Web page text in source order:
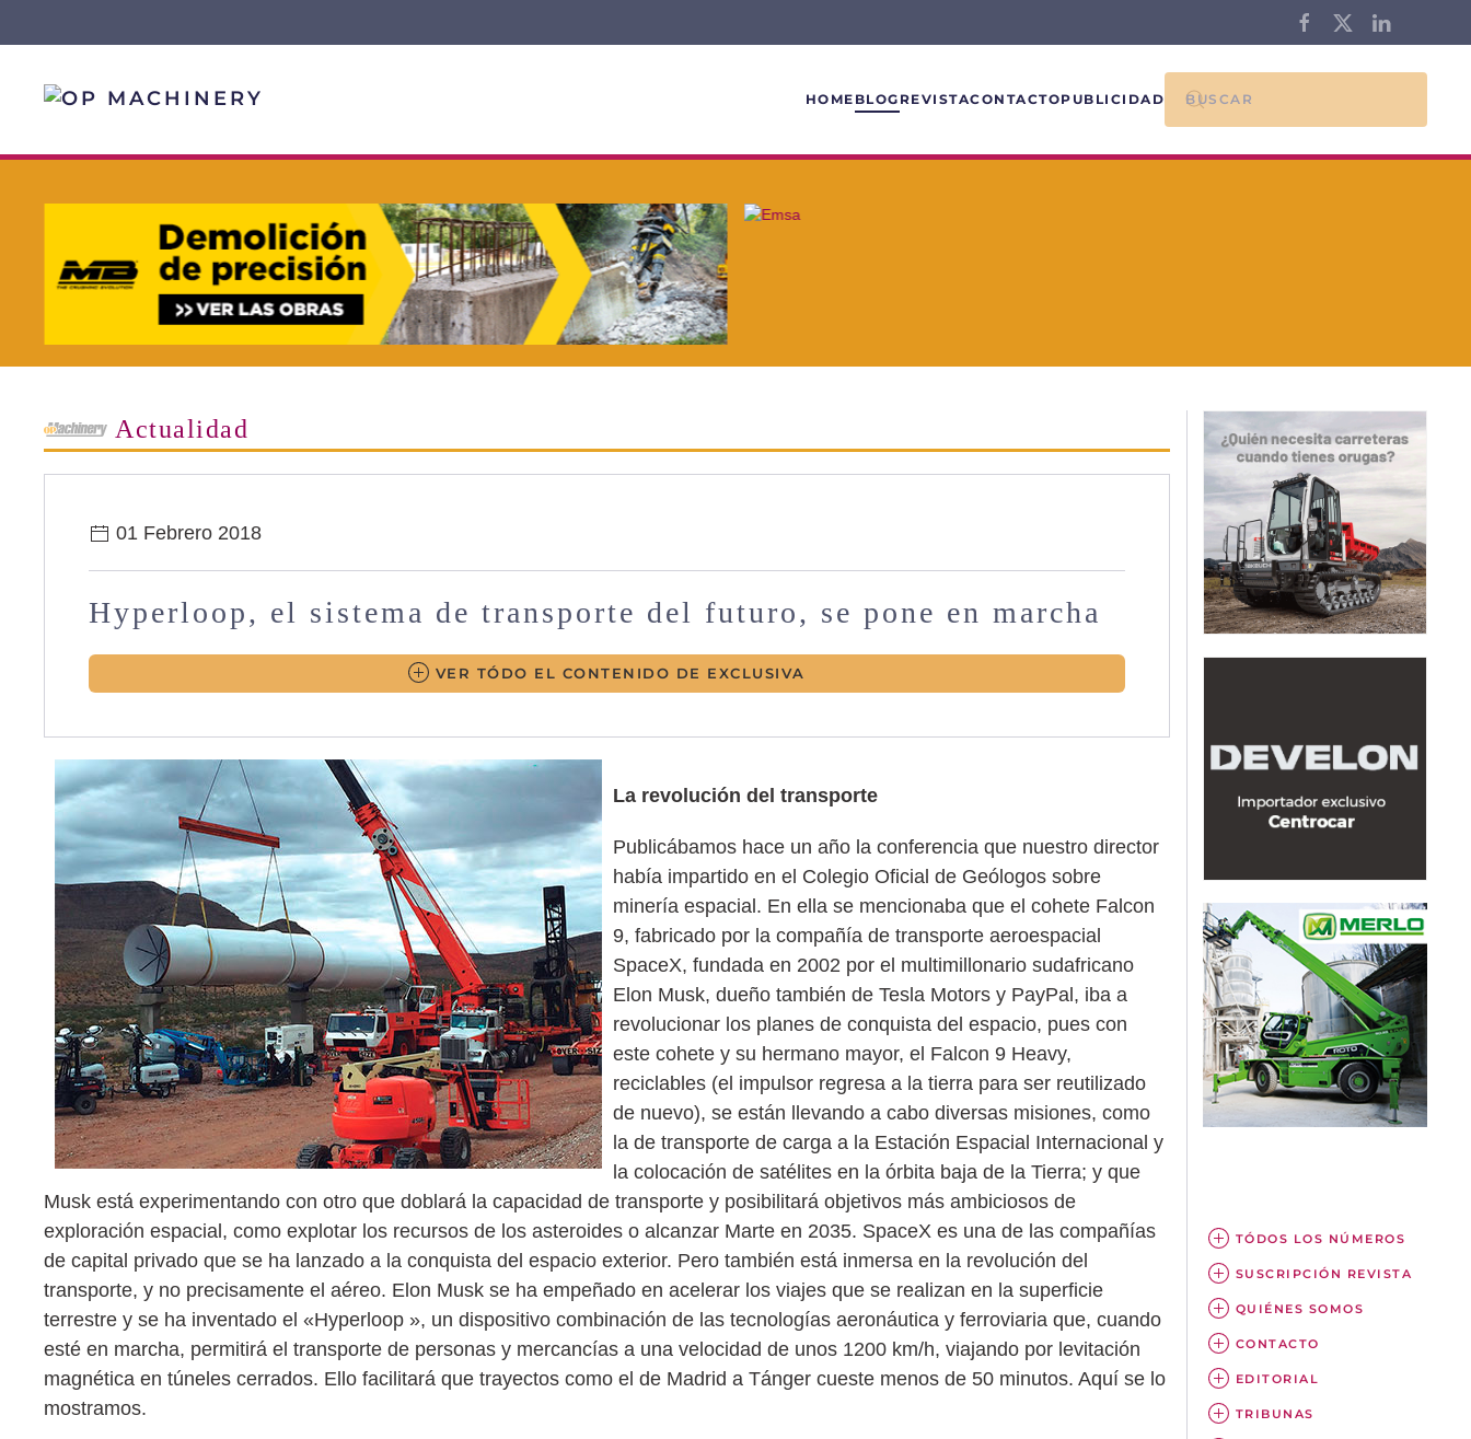
HOME BLOG REVISTACONTACTOPUBLICIDAD
Actualidad
01 Febrero 2018
Hyperloop, el sistema de transporte del futuro, se pone en marcha
VER TÓDO EL CONTENIDO DE EXCLUSIVA
La revolución del transporte
Publicábamos hace un año la conferencia que nuestro director
había impartido en el Colegio Oficial de Geólogos sobre
minería espacial. En ella se mencionaba que el cohete Falcon
9, fabricado por la compañía de transporte aeroespacial
SpaceX, fundada en 2002 por el multimillonario sudafricano
Elon Musk, dueño también de Tesla Motors y PayPal, iba a
revolucionar los planes de conquista del espacio, pues con
este cohete y su hermano mayor, el Falcon 9 Heavy,
reciclables (el impulsor regresa a la tierra para ser reutilizado
de nuevo), se están llevando a cabo diversas misiones, como
la de transporte de carga a la Estación Espacial Internacional y
la colocación de satélites en la órbita baja de la Tierra; y que
Musk está experimentando con otro que doblará la capacidad de transporte y posibilitará objetivos más ambiciosos de
exploración espacial, como explotar los recursos de los asteroides o alcanzar Marte en 2035. SpaceX es una de las compañías
de capital privado que se ha lanzado a la conquista del espacio exterior. Pero también está inmersa en la revolución del
transporte, y no precisamente el aéreo. Elon Musk se ha empeñado en acelerar los viajes que se realizan en la superficie
terrestre y se ha inventado el «Hyperloop », un dispositivo combinación de las tecnologías aeronáutica y ferroviaria que, cuando
esté en marcha, permitirá el transporte de personas y mercancías a una velocidad de unos 1200 km/h, viajando por levitación
magnética en túneles cerrados. Ello facilitará que trayectos como el de Madrid a Tánger cueste menos de 50 minutos. Aquí se lo
mostramos.
TÓDOS LOS NÚMEROS
SUSCRIPCIÓN REVISTA
QUIÉNES SOMOS
CONTACTO
EDITORIAL
TRIBUNAS